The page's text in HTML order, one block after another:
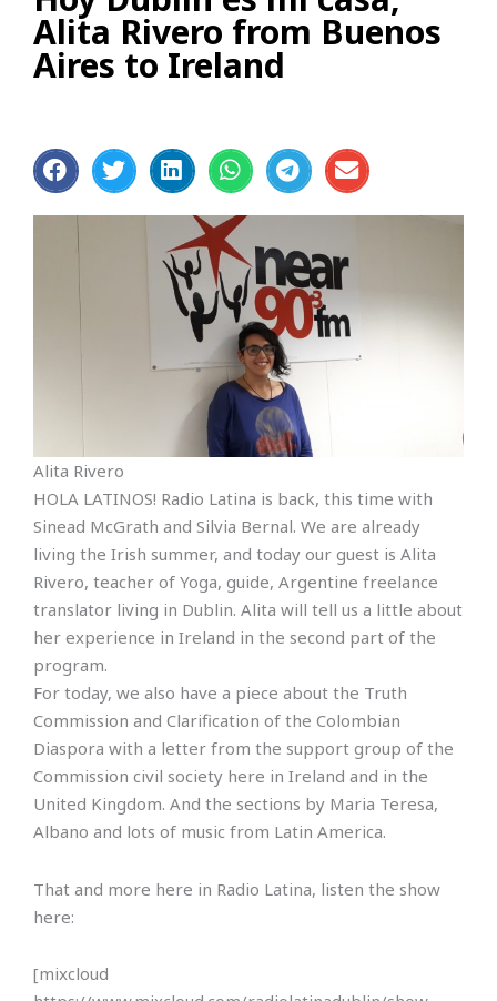
Alita Rivero from Buenos
Aires to Ireland
Alita Rivero
HOLA LATINOS! Radio Latina is back, this time with
Sinead McGrath and Silvia Bernal. We are already
living the Irish summer, and today our guest is Alita
Rivero, teacher of Yoga, guide, Argentine freelance
translator living in Dublin. Alita will tell us a little about
her experience in Ireland in the second part of the
program.
For today, we also have a piece about the Truth
Commission and Clarification of the Colombian
Diaspora with a letter from the support group of the
Commission civil society here in Ireland and in the
United Kingdom. And the sections by Maria Teresa,
Albano and lots of music from Latin America.
That and more here in Radio Latina, listen the show
here:
[mixcloud